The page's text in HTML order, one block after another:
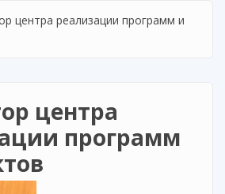
центра реализации программ и
центра
программ